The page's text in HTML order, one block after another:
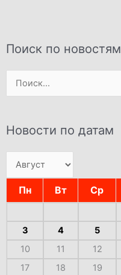
Поиск по новостям
Поиск:
Новости по датам
Пн Вт Ср
3
4 5
10
11 12
17
18 19